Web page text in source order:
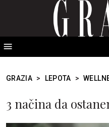
GRAZIA > LEPOTA >
3 načina da